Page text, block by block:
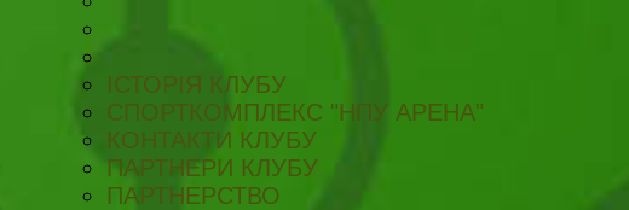
ІСТОРІЯ КЛУБУ
СПОРТКОМПЛЕКС "НПУ АРЕНА"
КОНТАКТИ КЛУБУ
ПАРТНЕРИ КЛУБУ
ПАРТНЕРСТВО